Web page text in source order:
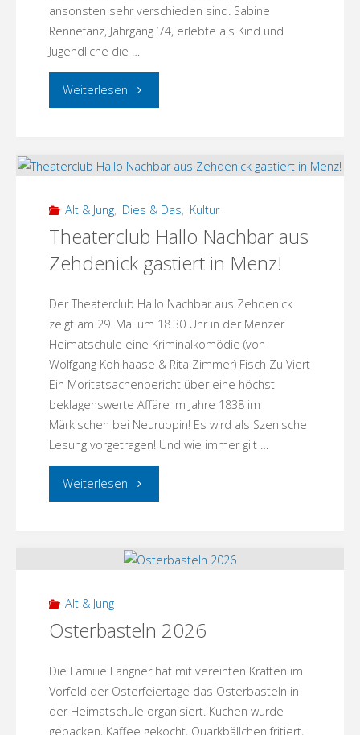
ansonsten sehr verschieden sind. Sabine
Rennefanz, Jahrgang ’74, erlebte als Kind und
Jugendliche die …
Weiterlesen "Lesung
Apfelbäumen:
Rennefanz
und
Gregor
Gysi"
Alt & Jung, Dies & Das, Kultur
Theaterclub Hallo Nachbar aus
Zehdenick gastiert in Menz!
Der Theaterclub Hallo Nachbar aus Zehdenick
zeigt am 29. Mai um 18.30 Uhr in der Menzer
Heimatschule eine Kriminalkomödie (von
Wolfgang Kohlhaase & Rita Zimmer) Fisch Zu Viert
Ein Moritatsachenbericht über eine höchst
beklagenswerte Affäre im Jahre 1838 im
Märkischen bei Neuruppin! Es wird als Szenische
Lesung vorgetragen! Und wie immer gilt …
Weiterlesen "Theaterclub
Nachbar
Zehdenick
in
Menz!"
Alt & Jung
Osterbasteln 2026
Die Familie Langner hat mit vereinten Kräften im
Vorfeld der Osterfeiertage das Osterbasteln in
der Heimatschule organisiert. Kuchen wurde
gebacken, Kaffee gekocht, Quarkbällchen fritiert,